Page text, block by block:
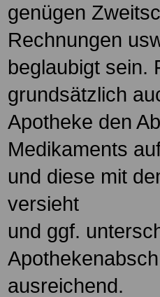
genügen
Rechnungen
beglaubigt sein.
grundsätzlich
Apotheke den
Medikaments
und diese mit
versieht
und ggf.
ausreichend.